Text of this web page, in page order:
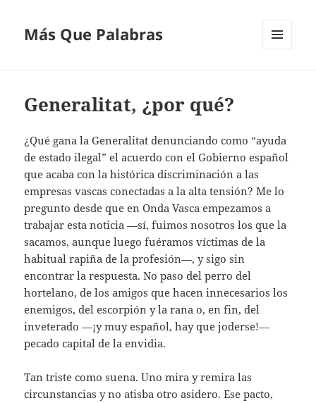
Más Que Palabras
Generalitat, ¿por qué?
¿Qué gana la Generalitat denunciando como “ayuda
de estado ilegal” el acuerdo con el Gobierno español
que acaba con la histórica discriminación a las
empresas vascas conectadas a la alta tensión? Me lo
pregunto desde que en Onda Vasca empezamos a
trabajar esta noticia —sí, fuimos nosotros los que la
sacamos, aunque luego fuéramos víctimas de la
habitual rapiña de la profesión—, y sigo sin
encontrar la respuesta. No paso del perro del
hortelano, de los amigos que hacen innecesarios los
enemigos, del escorpión y la rana o, en fin, del
inveterado —¡y muy español, hay que joderse!—
pecado capital de la envidia.
Tan triste como suena. Uno mira y remira las
circunstancias y no atisba otro asidero. Ese pacto,